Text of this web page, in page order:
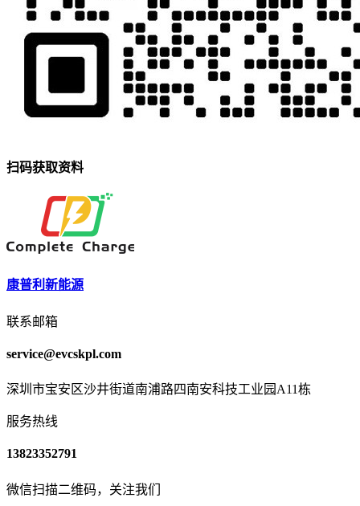
扫码获取资料
康普利新能源
联系邮箱
service@evcskpl.com
深圳市宝安区沙井街道南浦路四南安科技工业园A11栋
服务热线
13823352791
微信扫描二维码，关注我们